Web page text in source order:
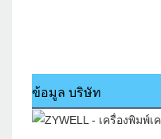
ข้อมูล บริษัท